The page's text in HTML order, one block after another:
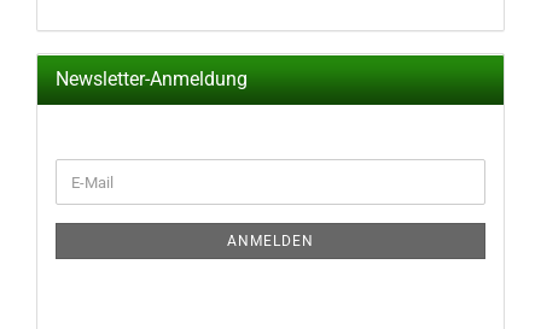
Newsletter-Anmeldung
ZUR
E-
Mail
ANMELDEN